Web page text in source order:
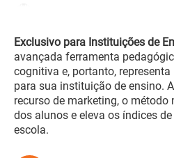
Exclusivo para Instituições de
avançada ferramenta
cognitiva e, portanto,
para sua instituição de ensino.
recurso de marketing, o método
dos alunos e eleva os índices
escola.